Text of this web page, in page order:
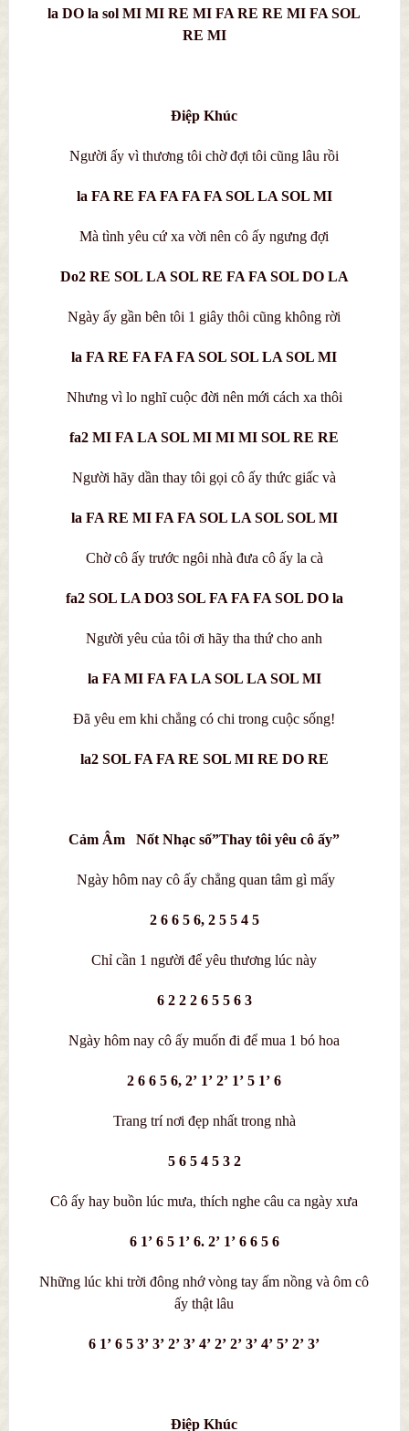
la DO la sol MI MI RE MI FA RE RE MI FA SOL
RE MI
Điệp Khúc
Người ấy vì thương tôi chờ đợi tôi cũng lâu rồi
la FA RE FA FA FA FA SOL LA SOL MI
Mà tình yêu cứ xa vời nên cô ấy ngưng đợi
Do2 RE SOL LA SOL RE FA FA SOL DO LA
Ngày ấy gần bên tôi 1 giây thôi cũng không rời
la FA RE FA FA FA SOL SOL LA SOL MI
Nhưng vì lo nghĩ cuộc đời nên mới cách xa thôi
fa2 MI FA LA SOL MI MI MI SOL RE RE
Người hãy dần thay tôi gọi cô ấy thức giấc và
la FA RE MI FA FA SOL LA SOL SOL MI
Chờ cô ấy trước ngôi nhà đưa cô ấy la cà
fa2 SOL LA DO3 SOL FA FA FA SOL DO la
Người yêu của tôi ơi hãy tha thứ cho anh
la FA MI FA FA LA SOL LA SOL MI
Đã yêu em khi chẳng có chi trong cuộc sống!
la2 SOL FA FA RE SOL MI RE DO RE
Cảm Âm Nốt Nhạc số”Thay tôi yêu cô ấy”
Ngày hôm nay cô ấy chẳng quan tâm gì mấy
2 6 6 5 6, 2 5 5 4 5
Chỉ cần 1 người để yêu thương lúc này
6 2 2 2 6 5 5 6 3
Ngày hôm nay cô ấy muốn đi để mua 1 bó hoa
2 6 6 5 6, 2’ 1’ 2’ 1’ 5 1’ 6
Trang trí nơi đẹp nhất trong nhà
5 6 5 4 5 3 2
Cô ấy hay buồn lúc mưa, thích nghe câu ca ngày xưa
6 1’ 6 5 1’ 6. 2’ 1’ 6 6 5 6
Những lúc khi trời đông nhớ vòng tay ấm nồng và ôm cô
ấy thật lâu
6 1’ 6 5 3’ 3’ 2’ 3’ 4’ 2’ 2’ 3’ 4’ 5’ 2’ 3’
Điệp Khúc